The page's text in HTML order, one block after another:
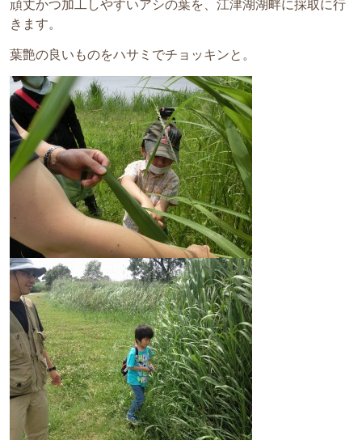
頑丈かつ加工しやすいアシの葉を、江津湖湖畔に採取に行
きます。
葉艶の良いものをハサミでチョッキンと。